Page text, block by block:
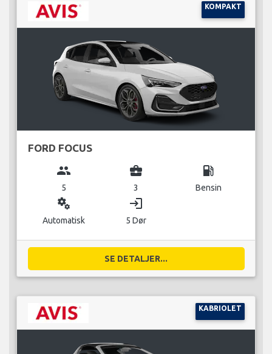
KOMPAKT
FORD FOCUS
group
5
business_center
3
local_gas_station
Bensin
miscellaneous_services
Automatisk
login
5 Dør
SE DETALJER...
KABRIOLET